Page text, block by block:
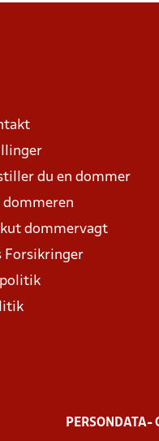
du en dommer
dommeren
dommervagt
Forsikringer
PERSONDATA-